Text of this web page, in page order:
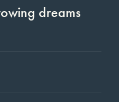
dreams